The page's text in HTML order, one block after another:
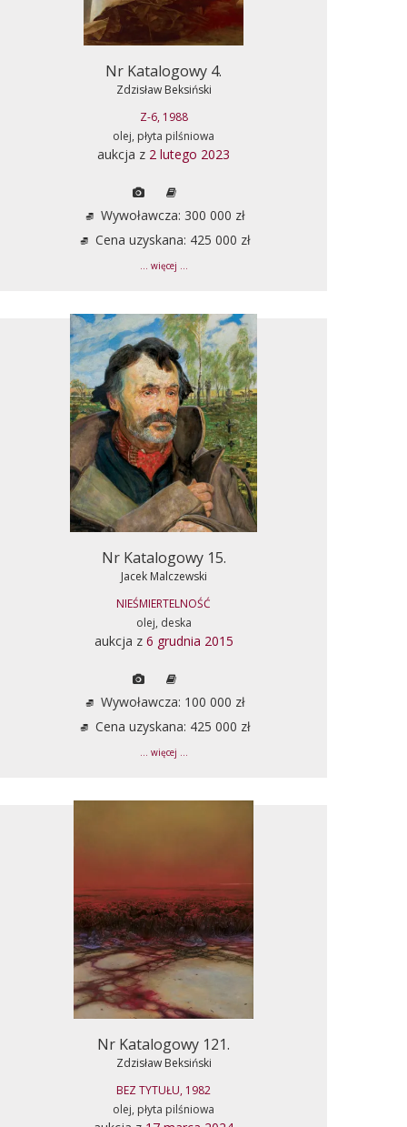
Nr Katalogowy 4.
Zdzisław Beksiński
Z-6, 1988
olej, płyta pilśniowa
aukcja z 2 lutego 2023
Wywoławcza: 300 000 zł
Cena uzyskana: 425 000 zł
... więcej ...
Nr Katalogowy 15.
Jacek Malczewski
NIEŚMIERTELNOŚĆ
olej, deska
aukcja z 6 grudnia 2015
Wywoławcza: 100 000 zł
Cena uzyskana: 425 000 zł
... więcej ...
Nr Katalogowy 121.
Zdzisław Beksiński
BEZ TYTUŁU, 1982
olej, płyta pilśniowa